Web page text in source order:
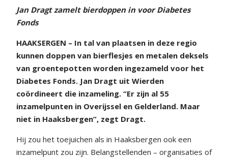
Jan Dragt zamelt bierdoppen in voor Diabetes
Fonds
HAAKSERGEN – In tal van plaatsen in deze regio
kunnen doppen van bierflesjes en metalen deksels
van groentepotten worden ingezameld voor het
Diabetes Fonds. Jan Dragt uit Wierden
coördineert die inzameling. “Er zijn al 55
inzamelpunten in Overijssel en Gelderland. Maar
niet in Haaksbergen”, zegt Dragt.
Hij zou het toejuichen als in Haaksbergen ook een
inzamelpunt zou zijn. Belangstellenden – organisaties of